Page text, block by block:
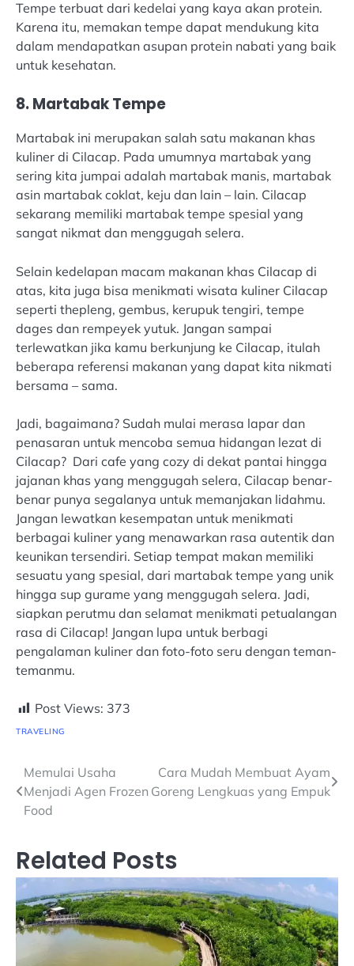
Tempe terbuat dari kedelai yang kaya akan protein.
Karena itu, memakan tempe dapat mendukung kita
dalam mendapatkan asupan protein nabati yang baik
untuk kesehatan.
8. Martabak Tempe
Martabak ini merupakan salah satu makanan khas
kuliner di Cilacap. Pada umumnya martabak yang
sering kita jumpai adalah martabak manis, martabak
asin martabak coklat, keju dan lain – lain. Cilacap
sekarang memiliki martabak tempe spesial yang
sangat nikmat dan menggugah selera.
Selain kedelapan macam makanan khas Cilacap di
atas, kita juga bisa menikmati wisata kuliner Cilacap
seperti thepleng, gembus, kerupuk tengiri, tempe
dages dan rempeyek yutuk. Jangan sampai
terlewatkan jika kamu berkunjung ke Cilacap, itulah
beberapa referensi makanan yang dapat kita nikmati
bersama – sama.
Jadi, bagaimana? Sudah mulai merasa lapar dan
penasaran untuk mencoba semua hidangan lezat di
Cilacap? Dari cafe yang cozy di dekat pantai hingga
jajanan khas yang menggugah selera, Cilacap benar-
benar punya segalanya untuk memanjakan lidahmu.
Jangan lewatkan kesempatan untuk menikmati
berbagai kuliner yang menawarkan rasa autentik dan
keunikan tersendiri. Setiap tempat makan memiliki
sesuatu yang spesial, dari martabak tempe yang unik
hingga sup gurame yang menggugah selera. Jadi,
siapkan perutmu dan selamat menikmati petualangan
rasa di Cilacap! Jangan lupa untuk berbagi
pengalaman kuliner dan foto-foto seru dengan teman-
temanmu.
Post Views: 373
TRAVELING
Navigasi
pos
Memulai Usaha
Menjadi Agen Frozen
Food
Cara Mudah Membuat Ayam
Goreng Lengkuas yang Empuk
Related Posts